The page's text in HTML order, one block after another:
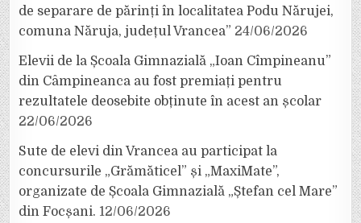
de separare de părinți în localitatea Podu Nărujei,
comuna Năruja, județul Vrancea” 24/06/2026
Elevii de la Școala Gimnazială „Ioan Cîmpineanu”
din Câmpineanca au fost premiați pentru
rezultatele deosebite obținute în acest an școlar
22/06/2026
Sute de elevi din Vrancea au participat la
concursurile „Grămăticel” și „MaxiMate”,
organizate de Școala Gimnazială „Ștefan cel Mare”
din Focșani. 12/06/2026